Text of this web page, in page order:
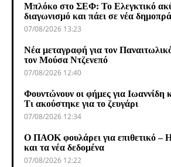
Μπλόκο στο ΣΕΦ: Το Ελεγκτικό
διαγωνισμό και πάει σε νέα
07/08/2026 13:23
Νέα μεταγραφή για τον
τον Μούσα Ντζενεπό
07/08/2026 12:40
Φουντώνουν οι φήμες για Ιωαννίδη
Τι ακούστηκε για το ζευγάρι
07/08/2026 12:34
Ο ΠΑΟΚ φουλάρει για επιθετικό –
και τα νέα δεδομένα
07/08/2026 12:22